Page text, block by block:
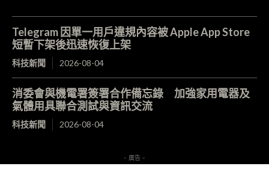
Telegram 因單一用戶違規內容被 Apple App Store
短暫下架後迅速恢復上架
科技新聞 2026-08-04
消委會與機電署簽署合作備忘錄 加強家用電器及
氣體用具聯合測試與資訊交流
科技新聞 2026-08-04
- 廣告 -